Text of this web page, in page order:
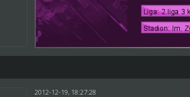
2012-12-19, 18:27:28